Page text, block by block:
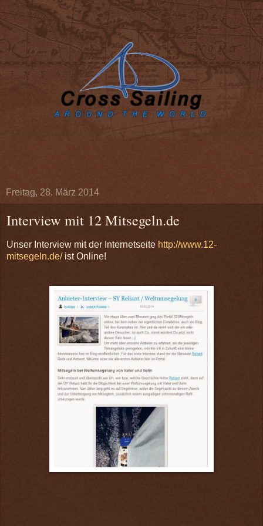
Freitag, 28. März 2014
Interview mit 12 Mitsegeln.de
Unser Interview mit der Internetseite http://www.12-
mitsegeln.de/ist Online!